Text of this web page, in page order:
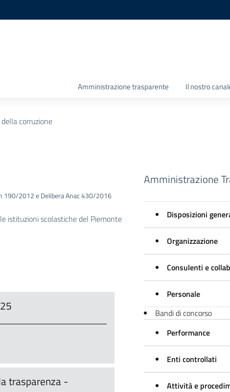
Amministrazione trasparente Il nostro
corruzione
190/2012 e Delibera Anac 430/2016
istituzioni scolastiche del Piemonte
trasparenza -
Amministrazione
Disposizioni
Organizzazione
Consulenti e
Personale
Bandi di concorso
Performance
Enti controllati
Attività e